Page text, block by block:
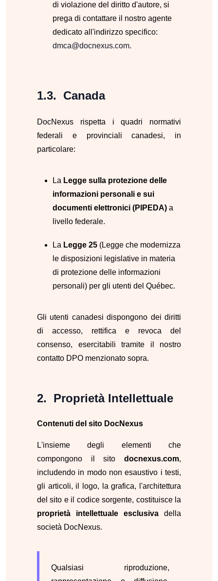
di violazione del diritto d'autore, si
prega di contattare il nostro agente
dedicato all'indirizzo specifico:
dmca@docnexus.com.
Canada
DocNexus rispetta i quadri normativi
federali e provinciali canadesi, in
particolare:
La Legge sulla protezione delle
informazioni personali e sui
documenti elettronici (PIPEDA) a
livello federale.
La Legge 25 (Legge che modernizza
le disposizioni legislative in materia
di protezione delle informazioni
personali) per gli utenti del Québec.
Gli utenti canadesi dispongono dei diritti
di accesso, rettifica e revoca del
consenso, esercitabili tramite il nostro
contatto DPO menzionato sopra.
Proprietà Intellettuale
Contenuti del sito DocNexus
L'insieme degli elementi che
compongono il sito docnexus.com,
includendo in modo non esaustivo i testi,
gli articoli, il logo, la grafica, l'architettura
del sito e il codice sorgente, costituisce la
proprietà intellettuale esclusiva della
società DocNexus.
Qualsiasi riproduzione,